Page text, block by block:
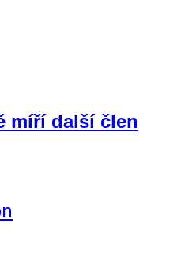
míří další člen